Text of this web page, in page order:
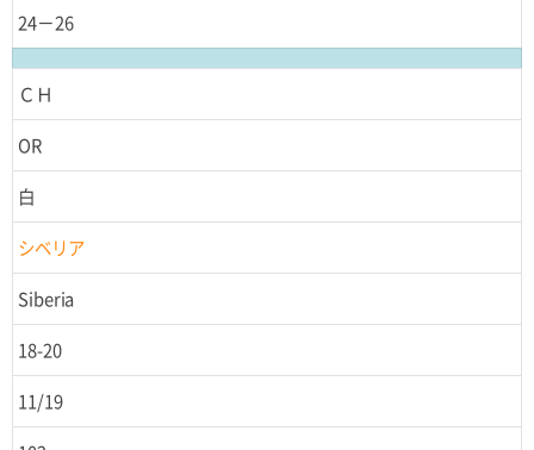
24－26
ＣＨ
OR
白
シベリア
Siberia
18-20
11/19